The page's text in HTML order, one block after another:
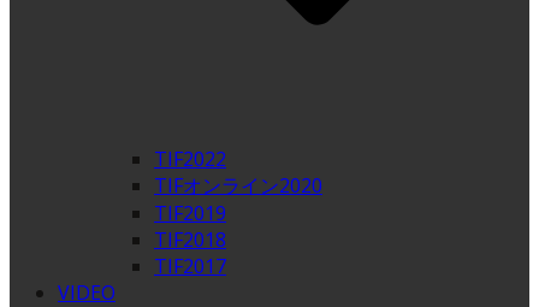
TIF2022
TIFオンライン2020
TIF2019
TIF2018
TIF2017
VIDEO